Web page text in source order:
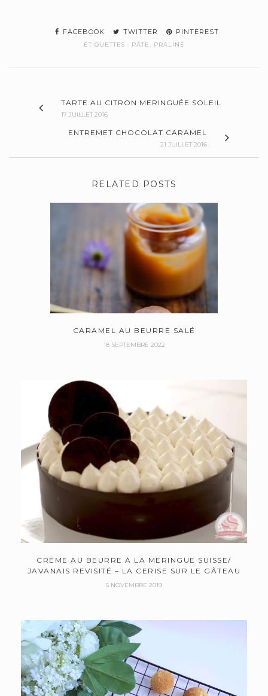
FACEBOOK TWITTER PINTEREST
ÉTIQUETTES : PÂTE PRALINÉ
TARTE AU CITRON MERINGUÉE SOLEIL
17 JUILLET 2016
ENTREMET CHOCOLAT CARAMEL
21 JUILLET 2016
RELATED POSTS
CARAMEL AU BEURRE SALÉ
18 SEPTEMBRE 2022
CRÈME AU BEURRE À LA MERINGUE SUISSE/
JAVANAIS REVISITÉ – LA CERISE SUR LE GÂTEAU
5 NOVEMBRE 2019